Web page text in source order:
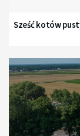
Sześć kotów